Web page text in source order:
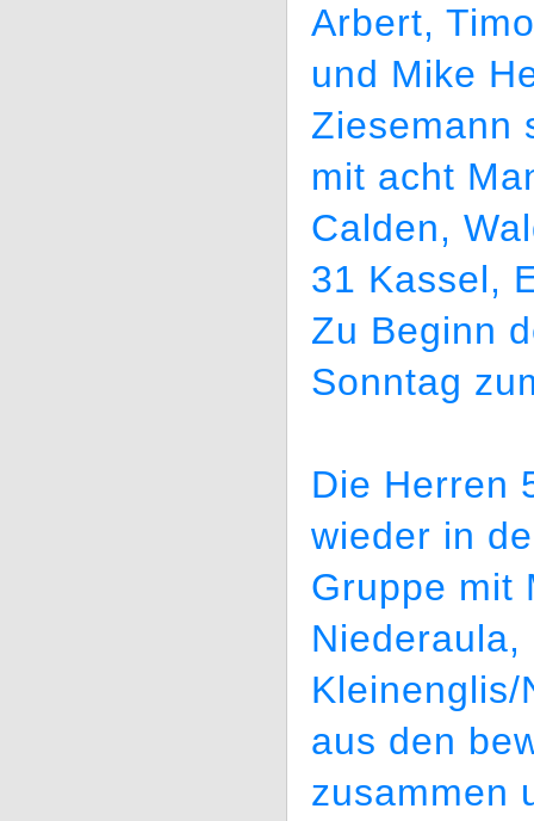
Arbert,
und Mike
Ziesemann
mit acht
Calden,
31 Kassel,
Zu Beginn
Sonntag
Die Herren
wieder in
Gruppe mit
Kleinenglis/
aus den
zusammen